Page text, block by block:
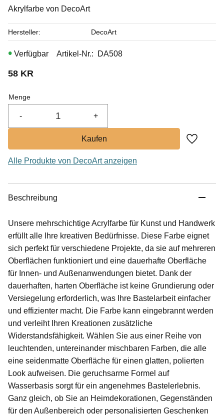
Akrylfarbe von DecoArt
58 KR
Menge
+
-
Zu
Artikel-Nr. DA508
Hersteller DecoArt
Alle Produkte von DecoArt anzeigen
Beschreibung
Unsere mehrschichtige Acrylfarbe für Kunst und Handwerk
erfüllt alle Ihre kreativen Bedürfnisse. Diese Farbe eignet
sich perfekt für verschiedene Projekte, da sie auf mehreren
Oberflächen funktioniert und eine dauerhafte Oberfläche
für Innen- und Außenanwendungen bietet. Dank der
dauerhaften, harten Oberfläche ist keine Grundierung oder
Versiegelung erforderlich, was Ihre Bastelarbeit einfacher
und effizienter macht. Die Farbe kann eingebrannt werden
und verleiht Ihren Kreationen zusätzliche
Widerstandsfähigkeit. Wählen Sie aus einer Reihe von
leuchtenden, untereinander mischbaren Farben, die alle
eine seidenmatte Oberfläche für einen glatten, polierten
Look aufweisen. Die geruchsarme Formel auf
Wasserbasis sorgt für ein angenehmes Bastelerlebnis.
Ganz gleich, ob Sie an Heimdekorationen, Gegenständen
für den Außenbereich oder personalisierten Geschenken